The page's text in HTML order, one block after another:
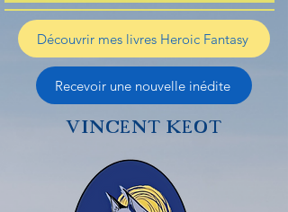
Découvrir mes livres Heroic Fantasy
Recevoir une nouvelle inédite
VINCENT KEOT